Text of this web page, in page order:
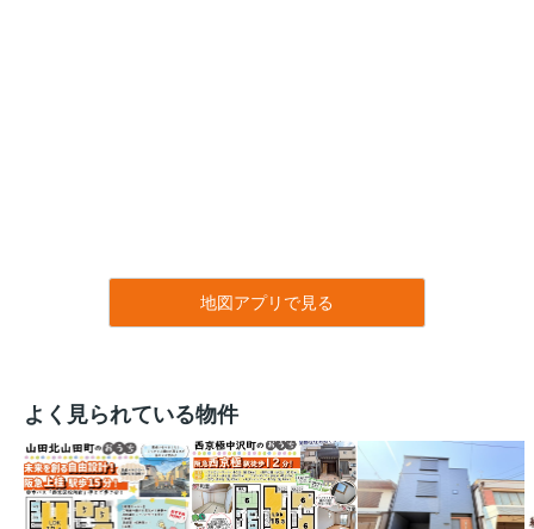
地図アプリで見る
よく見られている物件